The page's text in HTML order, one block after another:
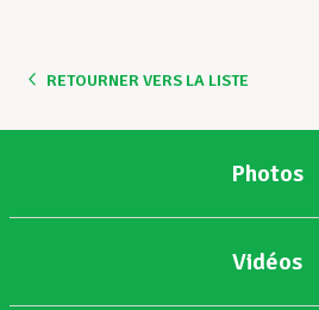
RETOURNER VERS LA LISTE
Photos
Vidéos